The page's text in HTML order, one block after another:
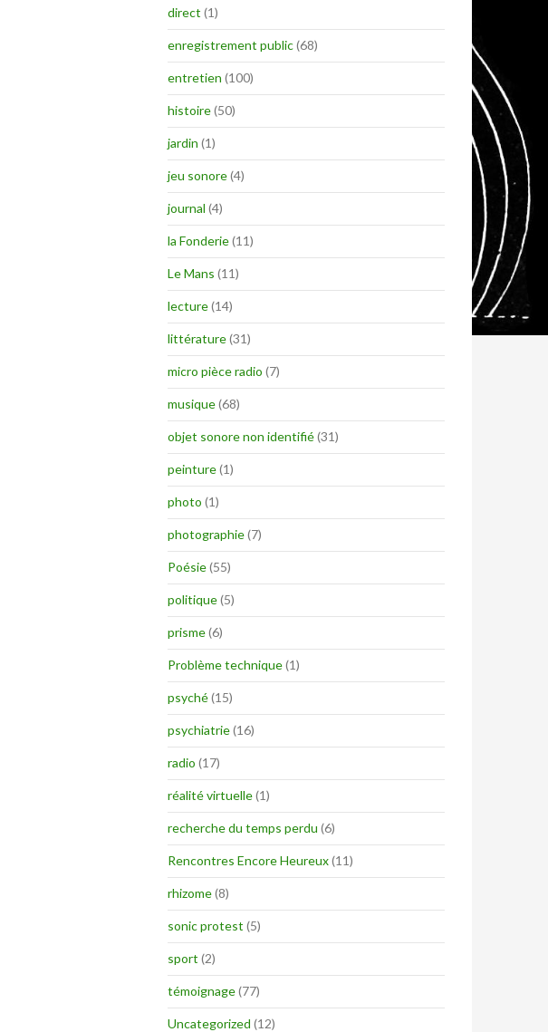
direct (1)
enregistrement public(68)
entretien (100)
histoire(50)
jardin (1)
jeu sonore(4)
journal (4)
la Fonderie(11)
Le Mans (11)
lecture(14)
littérature(31)
micro pièce radio (7)
musique(68)
objet sonore non identifié(31)
peinture(1)
photo (1)
photographie(7)
Poésie(55)
politique(5)
prisme(6)
Problème technique(1)
psyché(15)
psychiatrie(16)
radio (17)
réalité virtuelle(1)
recherche du temps perdu (6)
Rencontres Encore Heureux(11)
rhizome(8)
sonic protest (5)
sport (2)
témoignage(77)
Uncategorized (12)